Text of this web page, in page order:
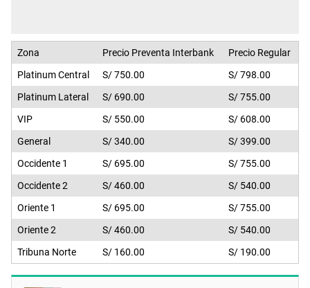
Zona Precio Preventa Interbank
Precio Regular
Platinum Central
S/ 750.00
S/ 798.00
Platinum Lateral
S/ 690.00
S/ 755.00
VIP
S/ 550.00
S/ 608.00
General
S/ 340.00
S/ 399.00
Occidente 1
S/ 695.00
S/ 755.00
Occidente 2
S/ 460.00
S/ 540.00
Oriente 1
S/ 695.00
S/ 755.00
Oriente 2
S/ 460.00
S/ 540.00
Tribuna Norte
S/ 160.00 S/ 190.00